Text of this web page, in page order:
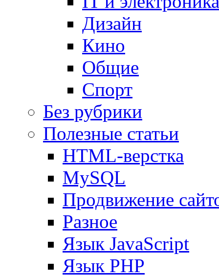
Дизайн
Кино
Общие
Спорт
Без рубрики
Полезные статьи
HTML-верстка
MySQL
Продвижение
Разное
Язык JavaScript
Язык PHP